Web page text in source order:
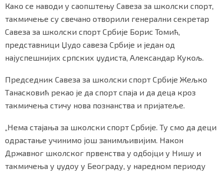
Како се наводи у саопштењу Савеза за школски спорт,
такмичење су свечано отворили генерални секретар
Савеза за школски спорт Србије Борис Томић,
представници Џудо савеза Србије и један од
најуспешнијих српских џудиста, Александар Кукољ.
Председник Савеза за школски спорт Србије Жељко
Танасковић рекао је да спорт спаја и да деца кроз
такмичења стичу нова познанства и пријатеље.
„Нема стајања за школски спорт Србије. Ту смо да деци
одрастање учинимо још занимљивијим. Након
Државног школског првенства у одбојци у Нишу и
такмичења у џудоу у Београду, у наредном периоду
СВЕТ
ЖИВОТ И СТИЛ
БИЗНИС
redakcija@gradskeinfo.rs
ПРАТИТЕ НАС